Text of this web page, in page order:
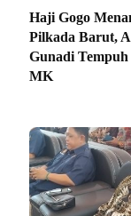
Haji Gogo
Pilkada Barut,
Gunadi
MK